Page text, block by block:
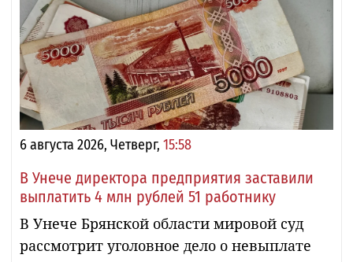
6 августа 2026, Четверг, 15:58
В Унече директора предприятия заставили
выплатить 4 млн рублей 51 работнику
В Унече Брянской области мировой суд
рассмотрит уголовное дело о невыплате